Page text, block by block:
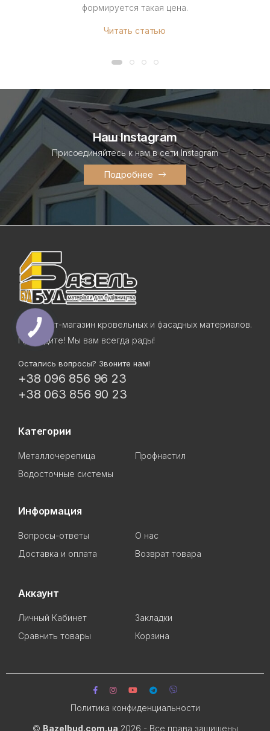
формируется такая цена.
Читать статью
Наш Instagram
Присоединяйтесь к нам в сети Instagram
Подробнее
Интернет-магазин кровельных и фасадных материалов.
Приходите! Мы вам всегда рады!
Остались вопросы? Звоните нам!
+38 096 856 96 23
+38 063 856 90 23
Категории
Металлочерепица
Профнастил
Водосточные системы
Информация
Вопросы-ответы
О нас
Доставка и оплата
Возврат товара
Аккаунт
Личный Кабинет
Закладки
Сравнить товары
Корзина
© Bazelbud.com.ua 2026 - Все права защищены
Политика конфиденциальности